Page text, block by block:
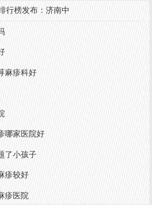
肤病医院凭借其专业的医
，成为荨麻疹患者的医院
的研究与治疗，尤其在荨
床经验。
支由皮肤科专家组成的医
个性化的诊疗方案。
际先进的医疗设备，结合
疗效果。
复，医院为患者提供全程
行榜发布：济南中
麻疹科好
哪家医院好
了小孩子
疹较好
疹医院